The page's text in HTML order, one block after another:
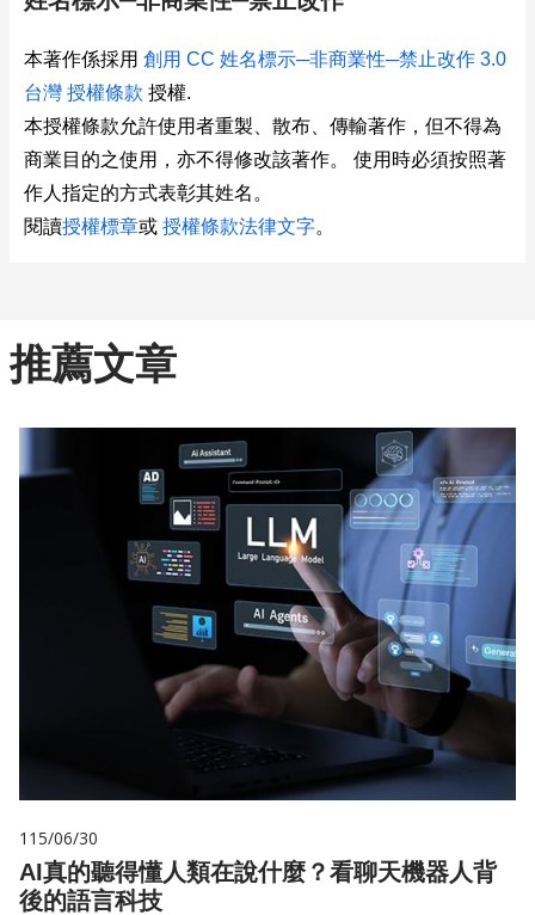
本著作係採用 創用 CC 姓名標示─非商業性─禁止改作 3.0
台灣 授權條款 授權.
本授權條款允許使用者重製、散布、傳輸著作，但不得為
商業目的之使用，亦不得修改該著作。 使用時必須按照著
作人指定的方式表彰其姓名。
閱讀授權標章或 授權條款法律文字。
推薦文章
115/06/30
AI真的聽得懂人類在說什麼？看聊天機器人背
後的語言科技